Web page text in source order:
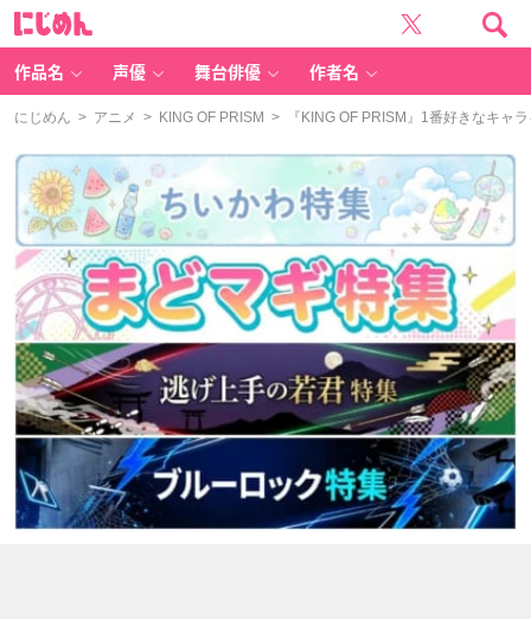
作品名 声優 舞台俳優 作者名
にじめん > アニメ > KING OF PRISM > 『KING OF PRISM』1番好きなキャ